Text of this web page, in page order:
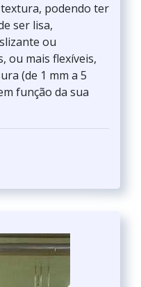
textura, podendo ter
ser lisa,
ou
ou mais flexíveis,
(de 1 mm a 5
função da sua